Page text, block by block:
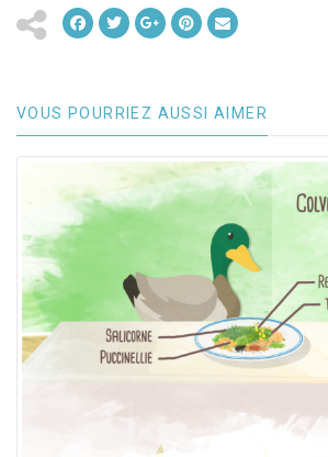
VOUS POURRIEZ AUSSI AIMER